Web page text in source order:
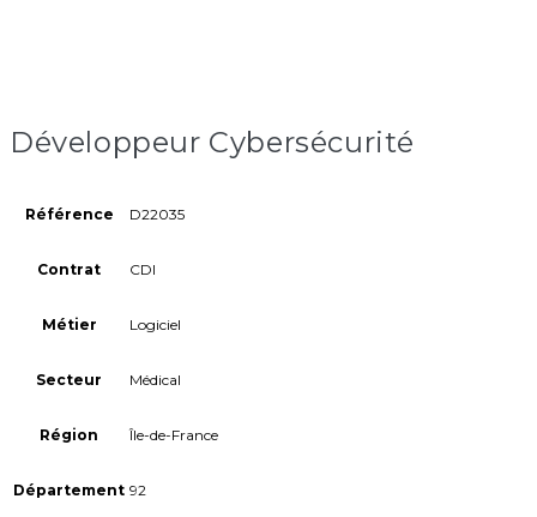
Développeur Cybersécurité
Référence D22035
Contrat CDI
Métier Logiciel
Secteur Médical
Région Île-de-France
Département 92